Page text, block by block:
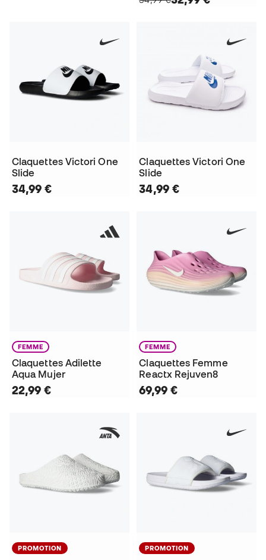
Claquettes Victori One
Slide
34,99 €
Claquettes Victori One
Slide
34,99 €
FEMME
Claquettes Adilette
Aqua Mujer
22,99 €
FEMME
Claquettes Femme
Reactx Rejuven8
69,99 €
PROMOTION PROMOTION